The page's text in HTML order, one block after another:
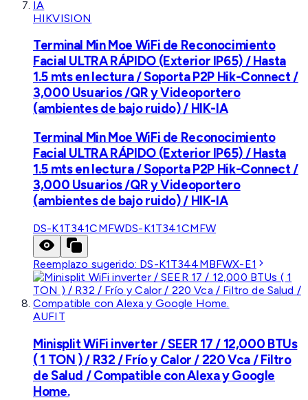
HIKVISION
Terminal Min Moe WiFi de Reconocimiento
Facial ULTRA RÁPIDO (Exterior IP65) / Hasta
1.5 mts en lectura / Soporta P2P Hik-Connect /
3,000 Usuarios /QR y Videoportero
(ambientes de bajo ruido) / HIK-IA
Terminal Min Moe WiFi de Reconocimiento
Facial ULTRA RÁPIDO (Exterior IP65) / Hasta
1.5 mts en lectura / Soporta P2P Hik-Connect /
3,000 Usuarios /QR y Videoportero
(ambientes de bajo ruido) / HIK-IA
DS-K1T341CMFWDS-K1T341CMFW
Reemplazo sugerido: DS-K1T344MBFWX-E1
AUFIT
Minisplit WiFi inverter / SEER 17 / 12,000 BTUs
( 1 TON ) / R32 / Frío y Calor / 220 Vca / Filtro
de Salud / Compatible con Alexa y Google
Home.